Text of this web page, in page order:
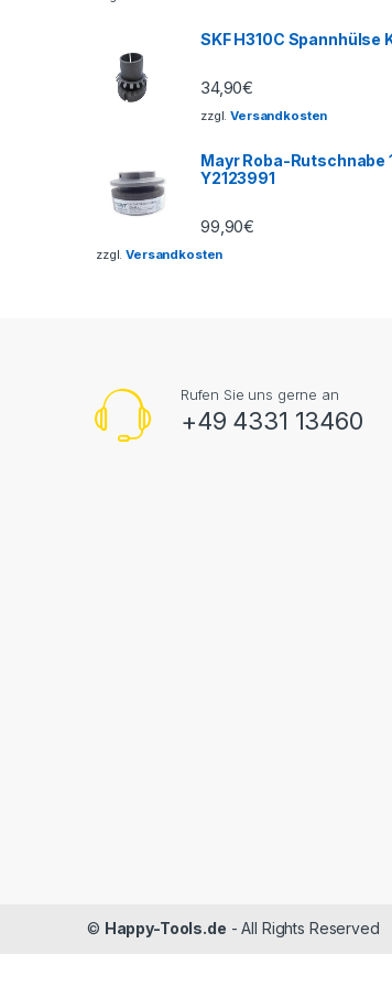
SKF H310C Spannhülse
34,90€
zzgl.Versandkosten
Mayr Roba-Rutschnabe
Y2123991
99,90€
zzgl.Versandkosten
Rufen Sie uns gerne an
+49 4331 13460
© Happy-Tools.de - All Rights Reserved